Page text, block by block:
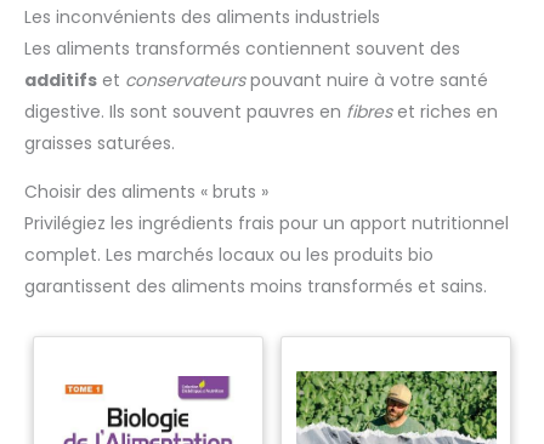
Les inconvénients des aliments industriels
Les aliments transformés contiennent souvent des
additifs et conservateurspouvant nuire à votre santé
digestive. Ils sont souvent pauvres en fibreset riches en
graisses saturées.
Choisir des aliments « bruts »
Privilégiez les ingrédients frais pour un apport nutritionnel
complet. Les marchés locaux ou les produits bio
garantissent des aliments moins transformés et sains.